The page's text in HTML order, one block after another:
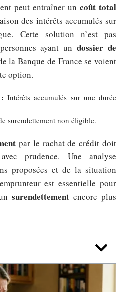
peut entraîner un coût total
des intérêts accumulés sur
Cette solution n’est pas
ayant undossier de
la Banque de France se voient
option.
Intérêts accumulés sur une durée
surendettement non éligible.
par le rachat de crédit doit
prudence. Une analyse
proposées et de la situation
est essentielle pour
surendettement encore plus